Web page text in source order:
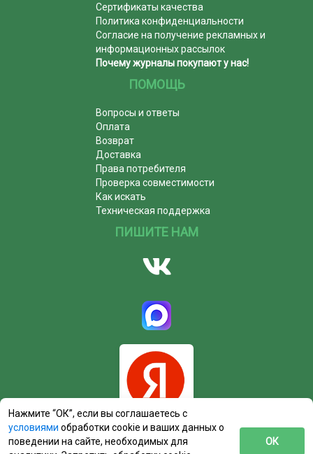
Сертификаты качества
Политика конфиденциальности
Согласие на получение рекламных и
информационных рассылок
Почему журналы покупают у нас!
ПОМОЩЬ
Вопросы и ответы
Оплата
Возврат
Доставка
Права потребителя
Проверка совместимости
Как искать
Техническая поддержка
ПИШИТЕ НАМ
Нажмите “ОК”, если вы соглашаетесь с
условиями обработки cookie и ваших данных о
поведении на сайте, необходимых для
ОК